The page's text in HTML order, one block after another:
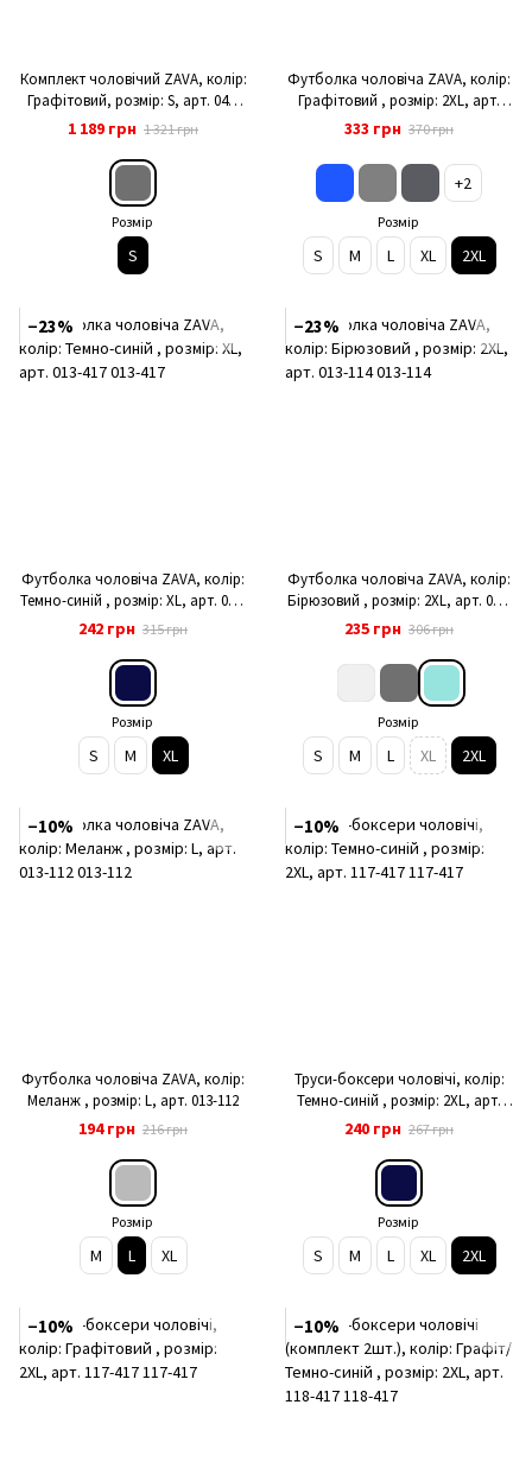
Комплект чоловічий ZAVA, колір:
Графітовий, розмір: S, арт. 043-
325
1 189 грн 1 321 грн
Розмір
S
Футболка чоловіча ZAVA, колір:
Графітовий , розмір: 2XL, арт.
099-417
333 грн 370 грн
+2
Розмір
S M L XL 2XL
−23%
Футболка чоловіча ZAVA, колір:
Темно-синій , розмір: XL, арт. 013-
417
242 грн 315 грн
Розмір
S M XL
−23%
Футболка чоловіча ZAVA, колір:
Бірюзовий , розмір: 2XL, арт. 013-
114
235 грн 306 грн
Розмір
S M L XL 2XL
−10%
Футболка чоловіча ZAVA, колір:
Меланж , розмір: L, арт. 013-112
194 грн 216 грн
Розмір
M L XL
−10%
Труси-боксери чоловічі, колір:
Темно-синій , розмір: 2XL, арт.
117-417
240 грн 267 грн
Розмір
S M L XL 2XL
−10% −10%